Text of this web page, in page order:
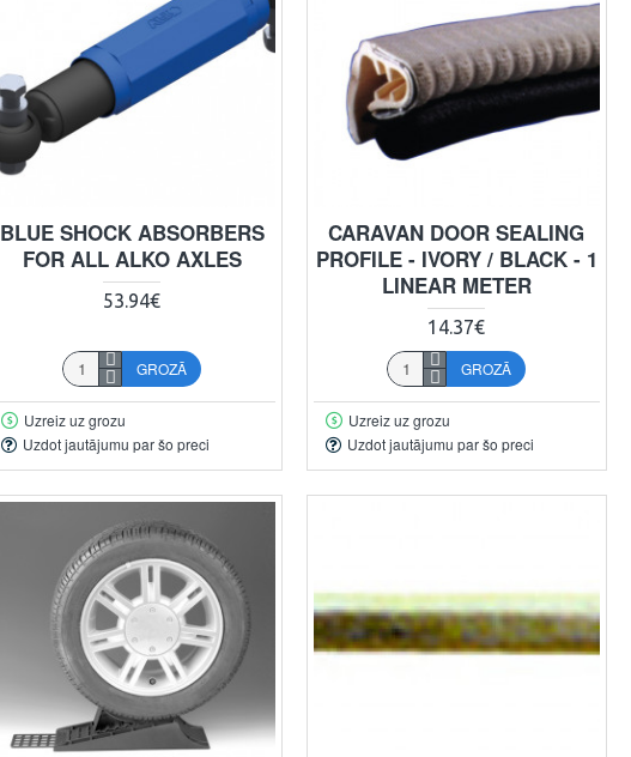
BLUE SHOCK ABSORBERS
FOR ALL ALKO AXLES
53.94€
GROZĀ
Uzreiz uz grozu
Uzdot jautājumu par šo preci
CARAVAN DOOR SEALING
PROFILE - IVORY / BLACK - 1
LINEAR METER
14.37€
GROZĀ
Uzreiz uz grozu
Uzdot jautājumu par šo preci